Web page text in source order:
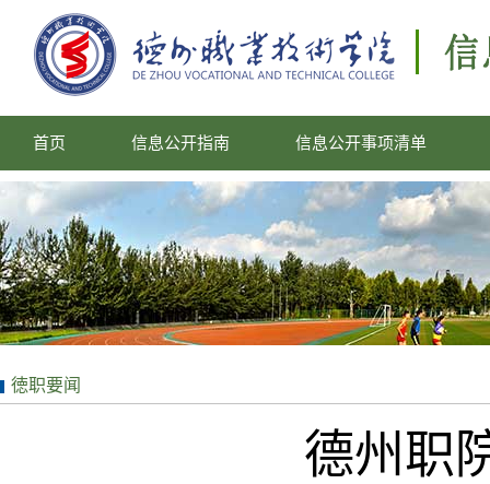
首页 信息公开指南 信息公开事项清单
徳职要闻
德州职